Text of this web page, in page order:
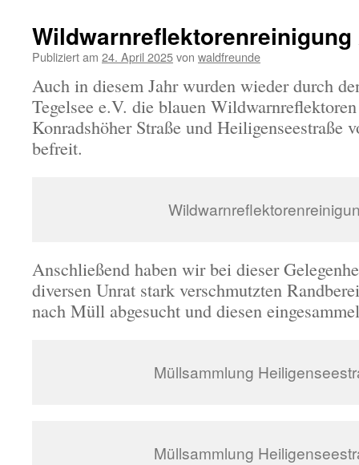
Wildwarnreflektorenreinigung
Publiziert am 24. April 2025von waldfreunde
Auch in diesem Jahr wurden wieder durch
Tegelsee e.V. die blauen
Konradshöher Straße und Heiligenseestraße
befreit.
Anschließend haben wir bei dieser
diversen Unrat stark verschmutzten
nach Müll abgesucht und diesen
Müllsammlung
Müllsammlung